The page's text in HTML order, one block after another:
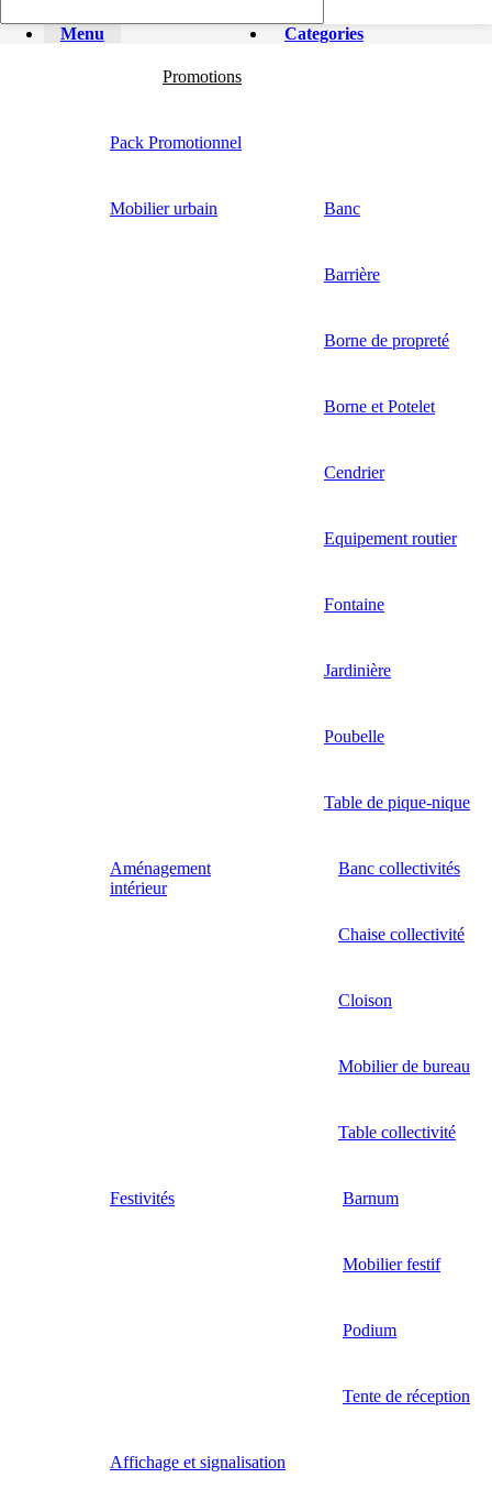
Menu Categories
Promotions
Pack Promotionnel
Mobilier urbain Banc
Barrière
Borne de propreté
Borne et Potelet
Cendrier
Equipement routier
Fontaine
Jardinière
Poubelle
Table de pique-nique
Aménagement
intérieur
Banc collectivités
Chaise collectivité
Cloison
Mobilier de bureau
Table collectivité
Festivités Barnum
Mobilier festif
Podium
Tente de réception
Affichage et signalisation